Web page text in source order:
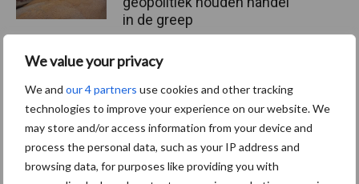
We value your privacy
We and our 4 partners use cookies and other tracking
technologies to improve your experience on our website. We
may store and/or access information from your device and
process the personal data, such as your IP address and
browsing data, for purposes like providing you with
in de greep
De speenhuid: een vaak
onderschatte risicofactor
voor mastitis
ForFarmers ziet volume en